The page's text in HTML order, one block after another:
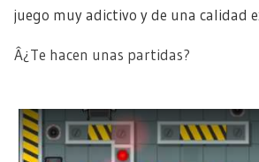
juego muy adictivo y de una calidad
Â¿Te hacen unas partidas?